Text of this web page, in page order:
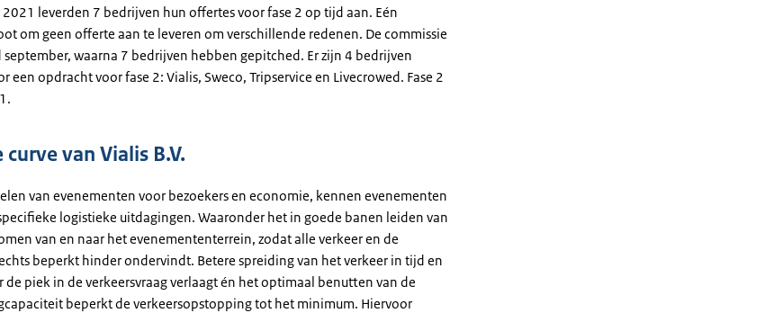
leverden 7 bedrijven hun offertes voor fase 2 op tijd aan. Eén
om geen offerte aan te leveren om verschillende redenen. De commissie
waarna 7 bedrijven hebben gepitched. Er zijn 4 bedrijven
een opdracht voor fase 2: Vialis, Sweco, Tripservice en Livecrowed. Fase 2
van Vialis B.V.
van evenementen voor bezoekers en economie, kennen evenementen
logistieke uitdagingen. Waaronder het in goede banen leiden van
van en naar het evenemententerrein, zodat alle verkeer en de
beperkt hinder ondervindt. Betere spreiding van het verkeer in tijd en
de piek in de verkeersvraag verlaagt én het optimaal benutten van de
beperkt de verkeersopstopping tot het minimum. Hiervoor